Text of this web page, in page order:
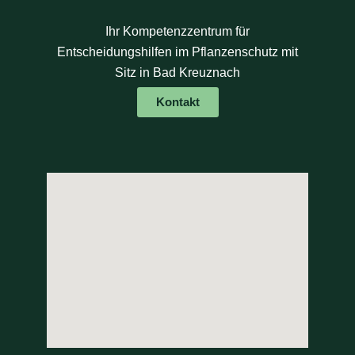
Ihr Kompetenzzentrum für
Entscheidungshilfen im Pflanzenschutz mit
Sitz in Bad Kreuznach
Kontakt